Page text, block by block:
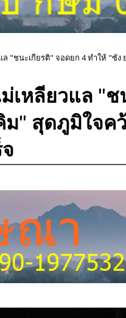
"ชนะเกียรติ" จอดยก 4 ทำให้ "ซั
เหลียวแล "ช
ม" สุดภูมิใจค